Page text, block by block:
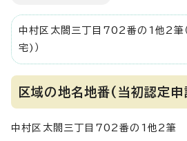
中村区太閤三丁目702番の1他2筆
宅)）
区域の地名地番(当初認定
中村区太閤三丁目702番の1他2筆